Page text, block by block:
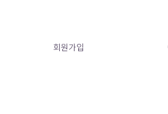
회원가입